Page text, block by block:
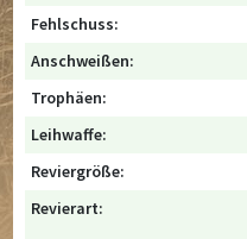
Fehlschuss:
Anschweißen:
Trophäen:
Leihwaffe:
Reviergröße:
Revierart: